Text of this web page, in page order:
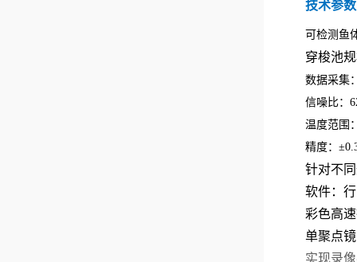
技术参数
可检测鱼
穿梭池
数据采集
信噪比：
温度范围
精度：±
针对不
软件：
彩色高
单聚点
实现录